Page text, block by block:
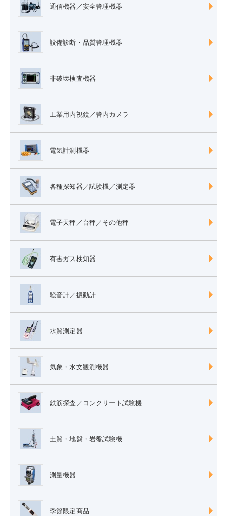
通信機器／安全管理機器
設備診断・品質管理機器
非破壊検査機器
工業用内視鏡／管内カメラ
電気計測機器
各種探知器／試験機／測定器
電子天秤／台秤／その他秤
有害ガス検知器
騒音計／振動計
水質測定器
気象・水文観測機器
鉄筋探査／コンクリート試験機
土質・地盤・岩盤試験機
測量機器
季節限定商品